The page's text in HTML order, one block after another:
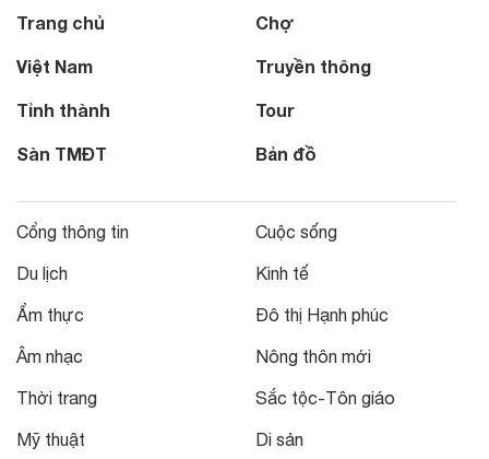
Trang chủ
Việt Nam
Tỉnh thành
Sàn TMĐT
Chợ
Truyền thông
Tour
Bản đồ
Cổng thông tin
Du lịch
Ẩm thực
Âm nhạc
Thời trang
Mỹ thuật
Cuộc sống
Kinh tế
Đô thị Hạnh phúc
Nông thôn mới
Sắc tộc-Tôn giáo
Di sản